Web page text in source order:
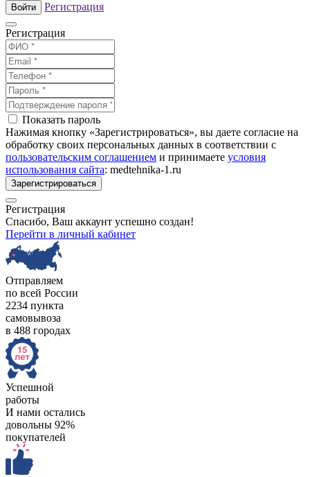
Войти Регистрация
Регистрация
Показать пароль
Нажимая кнопку «Зарегистрироваться», вы даете согласие на
обработку своих персональных данных в соответствии с
пользовательским соглашением и принимаете условия
использования сайта: medtehnika-1.ru
Зарегистрироваться
Регистрация
Спасибо, Ваш аккаунт успешно создан!
Перейти в личный кабинет
Отправляем
по всей России
2234 пункта
самовывоза
в 488 городах
Успешной
работы
И нами остались
довольны 92%
покупателей